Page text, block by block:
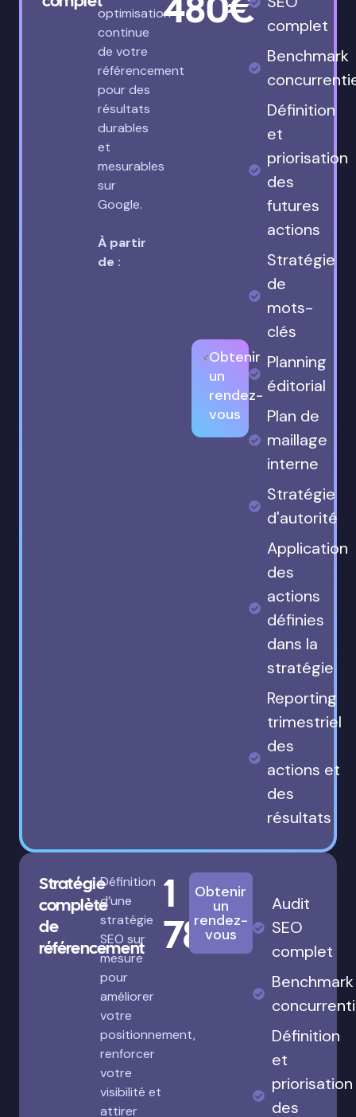
optimisation
continue
de votre
référencement
pour des
résultats
durables
et
mesurables
sur
Google.
À partir
de :
Obtenir
un
rendez-
vous
complet
Benchmark
Définition
et
priorisation
des
futures
actions
Stratégie
de
mots-
clés
Planning
éditorial
Plan de
maillage
interne
Stratégie
d'autorité
Application
des
actions
définies
dans la
stratégie
Reporting
trimestriel
des
actions et
des
résultats
Stratégie
complète
de
référencement
Définition
d’une
stratégie
SEO sur
mesure
pour
améliorer
votre
positionnement,
renforcer
votre
visibilité et
attirer
1
780€
Obtenir
un
rendez-
vous
Audit
SEO
complet
Benchmark
Définition
et
priorisation
des